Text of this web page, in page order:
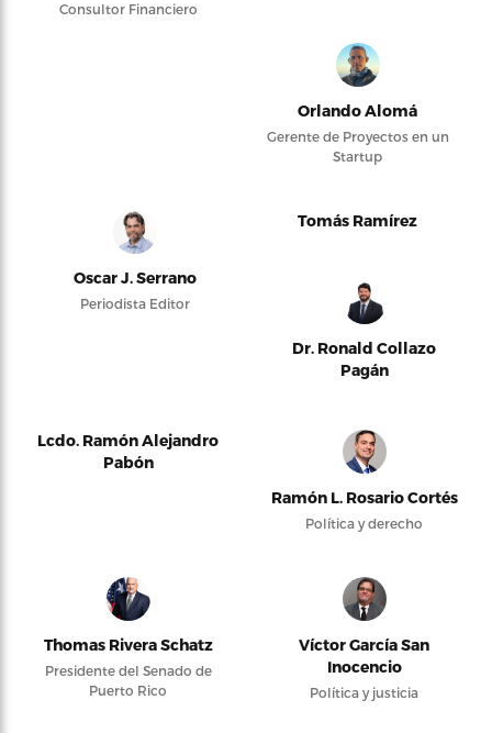
Consultor Financiero
Orlando Alomá
Gerente de Proyectos en un
Startup
Oscar J. Serrano
Periodista Editor
Tomás Ramírez
Dr. Ronald Collazo
Pagán
Lcdo. Ramón Alejandro
Pabón
Ramón L. Rosario Cortés
Política y derecho
Thomas Rivera Schatz
Presidente del Senado de
Puerto Rico
Víctor García San
Inocencio
Política y justicia